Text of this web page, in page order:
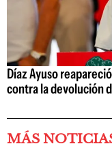
Díaz Ayuso
contra la devolución
MÁS